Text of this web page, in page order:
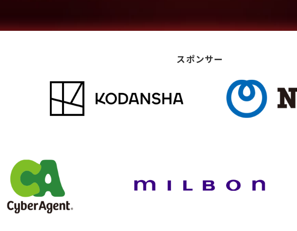
スポンサー